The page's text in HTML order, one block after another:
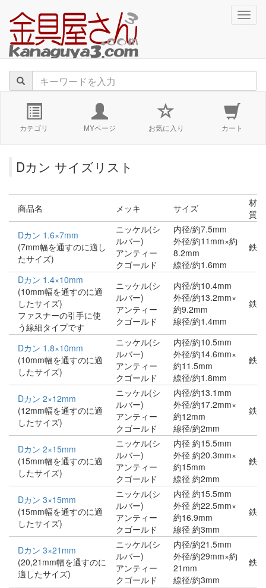
カテゴリ MYページ お気に入り カート
Dカン サイズリスト
商品名 メッキ サイズ
材
質
Dカン 1.6×7mm
(7mm幅を通すのに適し
たサイズ)
ニッケル(シ
ルバー)
アンティー
クゴールド
内径/約7.5mm
外径/約11mm×約
8.2mm
線径/約1.6mm
鉄
Dカン 1.4×10mm
(10mm幅を通すのに適
したサイズ)
ファスナーの引手に使
う線細タイプです
ニッケル(シ
ルバー)
アンティー
クゴールド
内径/約10.4mm
外径/約13.2mm×
約9.2mm
線径/約1.4mm
鉄
Dカン 1.8×10mm
(10mm幅を通すのに適
したサイズ)
ニッケル(シ
ルバー)
アンティー
クゴールド
内径/約10.5mm
外径/約14.6mm×
約11.5mm
線径/約1.8mm
鉄
Dカン 2×12mm
(12mm幅を通すのに適
したサイズ)
ニッケル(シ
ルバー)
アンティー
クゴールド
内径/約13.1mm
外径/約17.2mm×
約12mm
線径/約2mm
鉄
Dカン 2×15mm
(15mm幅を通すのに適
したサイズ)
ニッケル(シ
ルバー)
アンティー
クゴールド
内径 約15.5mm
外径 約20.3mm×
約15mm
線径 約2mm
鉄
Dカン 3×15mm
(15mm幅を通すのに適
したサイズ)
ニッケル(シ
ルバー)
アンティー
クゴールド
内径 約15.5mm
外径 約22.5mm×
約16.9mm
線径 約3mm
鉄
Dカン 3×21mm
(20,21mm幅を通すのに
適したサイズ)
ニッケル(シ
ルバー)
アンティー
クゴールド
内径/約21.5mm
外径/約29mm×約
21mm
線径/約3mm
鉄